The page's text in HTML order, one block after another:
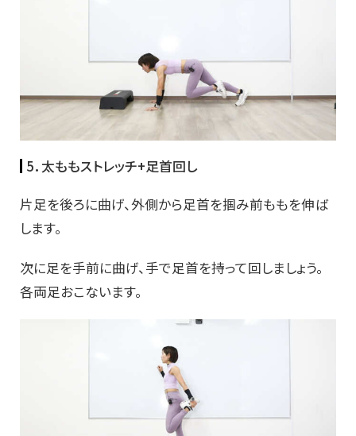
5．太ももストレッチ+足首回し
片足を後ろに曲げ、外側から足首を掴み前ももを伸ば
します。
次に足を手前に曲げ、手で足首を持って回しましょう。
各両足おこないます。